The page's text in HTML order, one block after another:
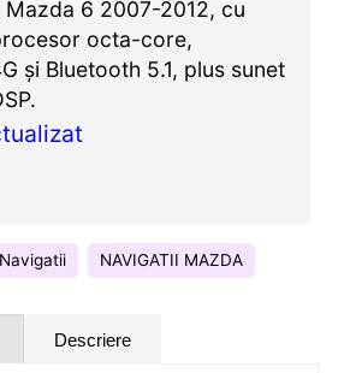
6 2007-2012, cu
octa-core,
și Bluetooth 5.1, plus sunet
Navigatii NAVIGATII MAZDA
Descriere